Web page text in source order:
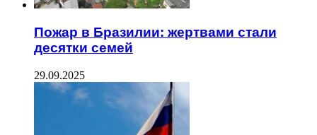
Пожар в Бразилии: жертвами стали
десятки семей
29.09.2025